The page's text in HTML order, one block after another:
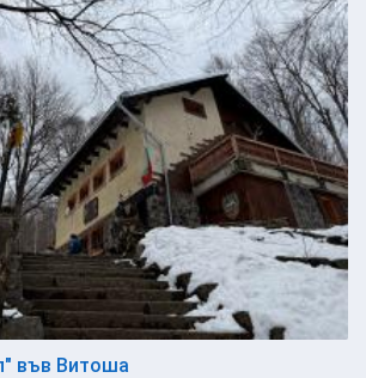
във Витоша